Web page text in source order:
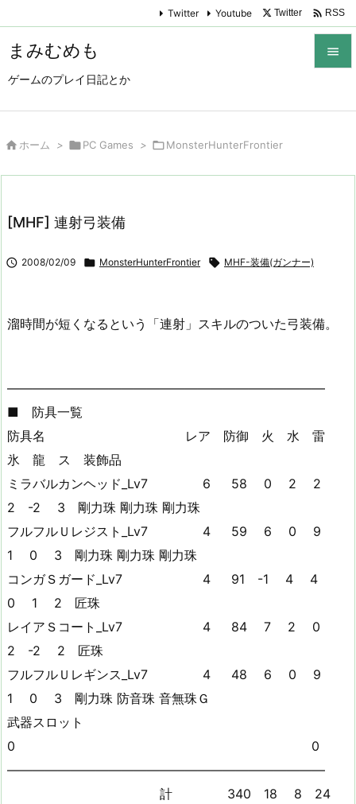
まみむめも
ゲームのプレイ日記とか

Twitter Youtube Twitter  RSS
 ホーム > PC Games > MonsterHunterFrontier
[MHF] 連射弓装備
 2008/02/09  MonsterHunterFrontier  MHF-装備(ガンナー)
溜時間が短くなるという「連射」スキルのついた弓装備。
—————————————————————————
■ 防具一覧
防具名 レア 防御 火 水 雷
氷 龍 ス 装飾品
ミラバルカンヘッド_Lv7 6 58 0 2 2
2 -2 3 剛力珠 剛力珠 剛力珠
フルフルＵレジスト_Lv7 4 59 6 0 9
1 0 3 剛力珠 剛力珠 剛力珠
コンガＳガード_Lv7 4 91 -1 4 4
0 1 2 匠珠
レイアＳコート_Lv7 4 84 7 2 0
2 -2 2 匠珠
フルフルＵレギンス_Lv7 4 48 6 0 9
1 0 3 剛力珠 防音珠 音無珠Ｇ
武器スロット
0 0
—————————————————————————
計 340 18 8 24